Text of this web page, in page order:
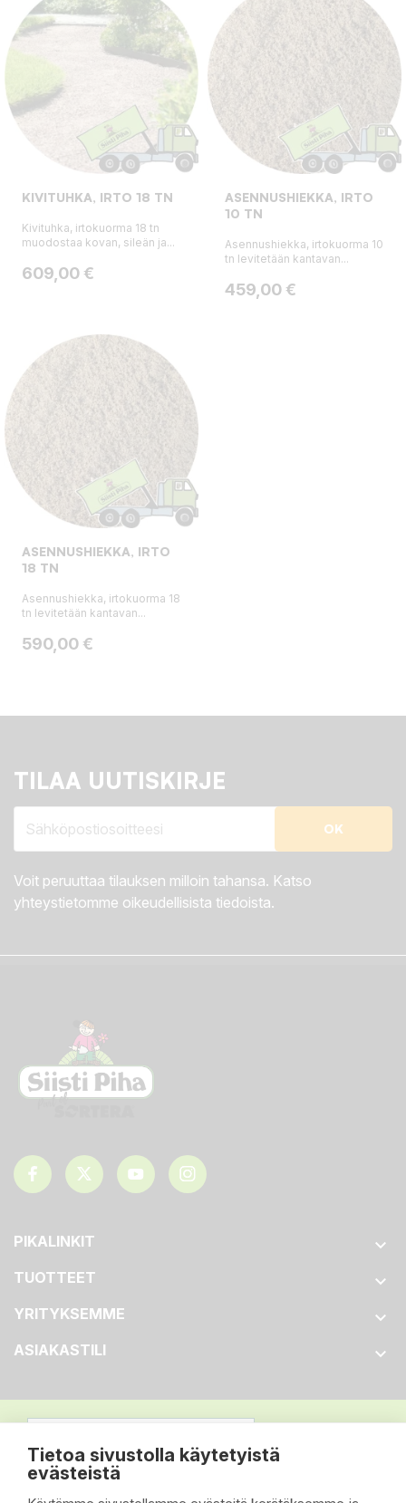
Tietoa sivustolla käytetyistä
evästeistä
KIVITUHKA, IRTO 18 TN
Kivituhka, irtokuorma 18 tn
muodostaa kovan, sileän ja...
Hinta
609,00 €
ASENNUSHIEKKA, IRTO
10 TN
Asennushiekka, irtokuorma 10
tn levitetään kantavan...
Hinta
459,00 €
ASENNUSHIEKKA, IRTO
18 TN
Asennushiekka, irtokuorma 18
tn levitetään kantavan...
Hinta
590,00 €
TILAA UUTISKIRJE
Voit peruuttaa tilauksen milloin tahansa. Katso
yhteystietomme oikeudellisista tiedoista.
PIKALINKIT 
TUOTTEET 
YRITYKSEMME 
ASIAKASTILI 